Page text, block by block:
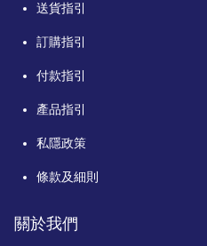
送貨指引
訂購指引
付款指引
產品指引
私隱政策
條款及細則
關於我們